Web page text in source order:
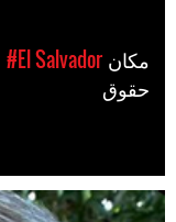
#El Salvador